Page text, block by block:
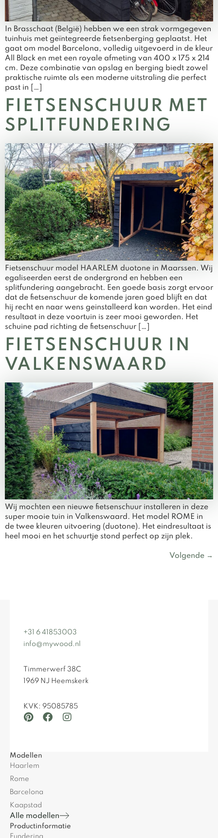
In Brasschaat (België) hebben we een strak vormgegeven
tuinhuis met geïntegreerde fietsenberging geplaatst. Het
gaat om model Barcelona, volledig uitgevoerd in de kleur
All Black en met een royale afmeting van 400 x 175 x 214
cm. Deze combinatie van opslag en berging biedt zowel
praktische ruimte als een moderne uitstraling die perfect
past in […]
FIETSENSCHUUR MET
SPLITFUNDERING
Fietsenschuur model HAARLEM duotone in Maarssen. Wij
egaliseerden eerst de ondergrond en hebben een
splitfundering aangebracht. Een goede basis zorgt ervoor
dat de fietsenschuur de komende jaren goed blijft en dat
hij recht en naar wens geinstalleerd kan worden. Het eind
resultaat in deze voortuin is zeer mooi geworden. Het
schuine pad richting de fietsenschuur […]
FIETSENSCHUUR IN
VALKENSWAARD
Wij mochten een nieuwe fietsenschuur installeren in deze
super mooie tuin in Valkenswaard. Het model ROME in
de twee kleuren uitvoering (duotone). Het eindresultaat is
heel mooi en het schuurtje stond perfect op zijn plek.
Volgende →
+31 6 41853003
info@mywood.nl
Timmerwerf 38C
1969 NJ Heemskerk
KVK: 95085785
Modellen
Haarlem
Rome
Barcelona
Kaapstad
Alle modellen
Productinformatie
Fundering